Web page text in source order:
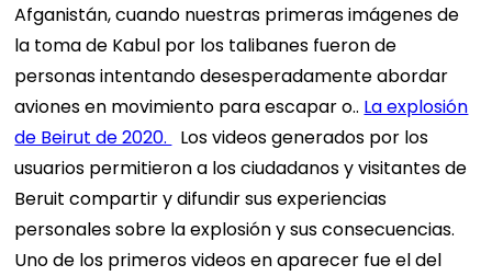
Afganistán, cuando nuestras primeras imágenes de
la toma de Kabul por los talibanes fueron de
personas intentando desesperadamente abordar
aviones en movimiento para escapar o.. La explosión
de Beirut de 2020.
Los videos generados por los
usuarios permitieron a los ciudadanos y visitantes de
Beruit compartir y difundir sus experiencias
personales sobre la explosión y sus consecuencias.
Uno de los primeros videos en aparecer fue el del